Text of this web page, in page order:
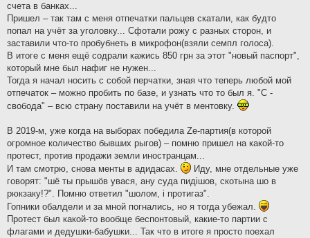
счета в банках...
Пришел – так там с меня отпечатки пальцев скатали, как будто
попал на учёт за уголовку... Сфотали рожу с разных сторон, и
заставили что-то пробубнеть в микрофон(взяли семпл голоса).
В итоге с меня ещё содрали кажись 850 грн за этот "новый паспорт",
который мне был нафиг не нужен...
Тогда я начал носить с собой перчатки, зная что теперь любой мой
отпечаток – можно пробить по базе, и узнать что то был я. "С -
свобода" – всю страну поставили на учёт в ментовку.
В 2019-м, уже когда на выборах победила Zе-партия(в которой
огромное количество бывших рыгов) – помню пришел на какой-то
протест, против продажи земли иностранцам...
И там смотрю, снова менты в адидасах.
Иду, мне отдельные уже
говорят: "шё ты прышöв увася, ану суда пидiшов, скотына шо в
рюкзаку!?". Помню ответил "шолом, i протигаз".
Гопники обалдели и за мной погнались, но я тогда убежал.
Протест был какой-то вообще беспонтовый, какие-то партии с
флагами и дедушки-бабушки... Так что в итоге я просто поехал